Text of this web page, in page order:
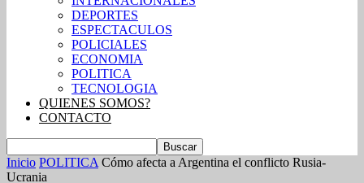
DEPORTES
ESPECTACULOS
POLICIALES
ECONOMIA
POLITICA
TECNOLOGIA
QUIENES SOMOS?
CONTACTO
Inicio POLITICA Cómo afecta a Argentina el conflicto Rusia-
Ucrania